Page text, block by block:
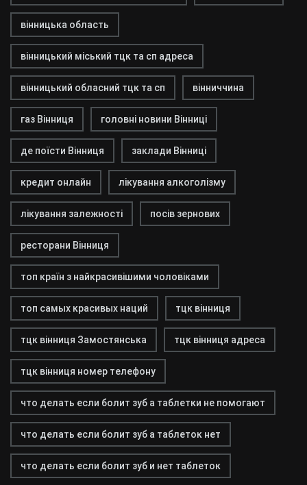
вінницька область
вінницький міський тцк та сп адреса
вінницький обласний тцк та сп вінниччина
газ Вінниця головні новини Вінниці
де поїсти Вінниця заклади Вінниці
кредит онлайн лікування алкоголізму
лікування залежності посів зернових
ресторани Вінниця
топ країн з найкрасивішими чоловіками
топ самых красивых наций тцк вінниця
тцк вінниця Замостянська тцк вінниця адреса
тцк вінниця номер телефону
что делать если болит зуб а таблетки не помогают
что делать если болит зуб а таблеток нет
что делать если болит зуб и нет таблеток